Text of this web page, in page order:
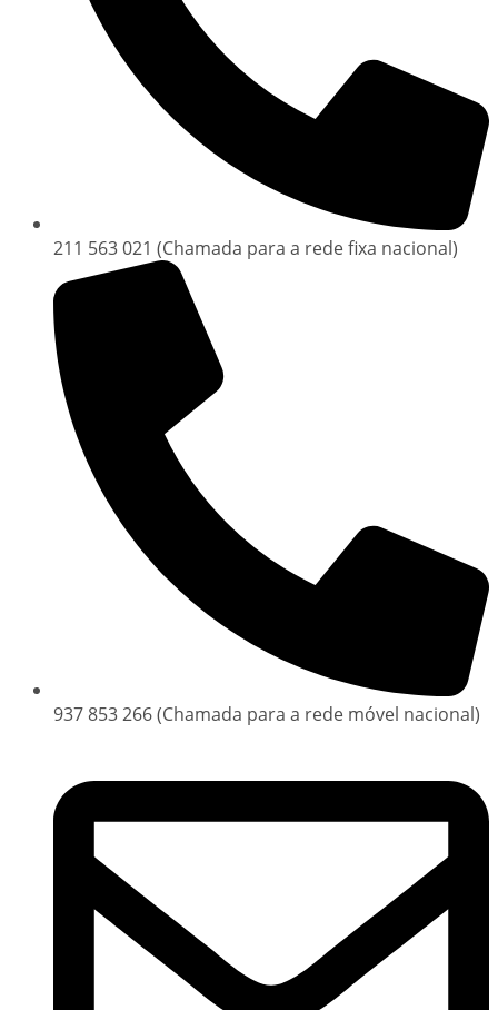
211 563 021 (Chamada para a rede fixa nacional)
937 853 266 (Chamada para a rede móvel nacional)